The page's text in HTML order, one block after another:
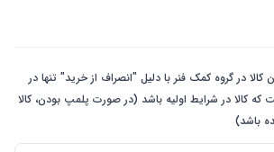
در گروه کمک فنر با دلیل "انصراف از خرید" تنها در
که کالا در شرایط اولیه باشد (در صورت پلمپ بودن، کالا
باشد)